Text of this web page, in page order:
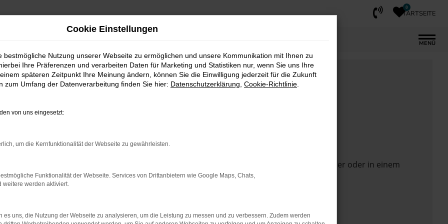
0
STARTSEITE
MENÜ
das Laden bestimmter Seiten verhindern. Funktioniert die Seite in einem anderen Browser oder in einem
zu beheben.
auf dem neuesten Stand sind.
Cookie Einstellungen
bestmögliche Nutzung unserer Webseite zu ermöglichen und unsere Kommunikation mit Ihnen zu
Ihre Präferenzen und verarbeiten Daten für Marketing und Statistiken nur, wenn Sie uns Ihre
späteren Zeitpunkt Ihre Meinung ändern, können Sie die Einwilligung jederzeit für die Zukunft
zum Umfang der Datenverarbeitung finden Sie hier: Datenschutzerklärung Cookie-Richtlinie
von uns eingesetzt:
um die Kernfunktionalität der Webseite zu gewährleisten.
Funktionalität der Webseite. Services von Drittanbietern wie Google Maps, Chats,
weitere werden aktiviert.
es uns, die Nutzung der Webseite zu analysieren, um die Leistung zu messen und zu verbessern. Zudem werden